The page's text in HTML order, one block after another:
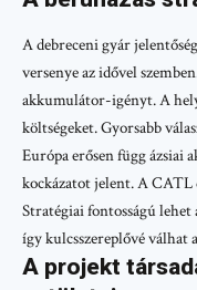
A debreceni gyár
versenye az idővel
akkumulátor-igényt. A
költségeket. Gyorsabb
Európa erősen függ ázsiai
kockázatot jelent. A CATL
Stratégiai fontosságú lehet
így kulcsszereplővé válhat
A projekt